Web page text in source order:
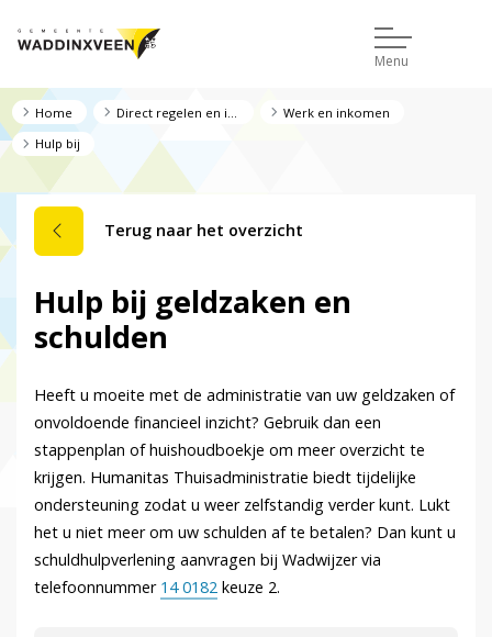
Menu
Home
Werk en inkomen
Hulp bij
Terug naar het overzicht
Hulp bij geldzaken en
schulden
Heeft u moeite met de administratie van uw geldzaken of
onvoldoende financieel inzicht? Gebruik dan een
stappenplan of huishoudboekje om meer overzicht te
krijgen. Humanitas Thuisadministratie biedt tijdelijke
ondersteuning zodat u weer zelfstandig verder kunt. Lukt
het u niet meer om uw schulden af te betalen? Dan kunt u
schuldhulpverlening aanvragen bij Wadwijzer via
telefoonnummer 14 0182 keuze 2.